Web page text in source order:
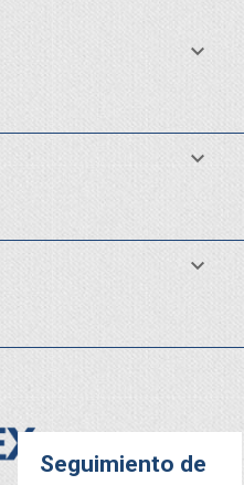
Seguimiento de


